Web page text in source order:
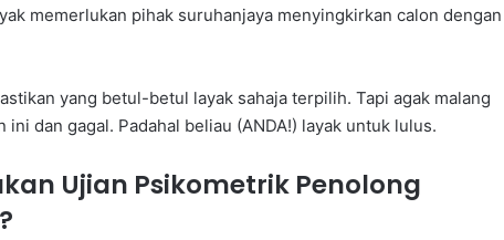
memerlukan pihak suruhanjaya menyingkirkan calon dengan
yang betul-betul layak sahaja terpilih. Tapi agak malang
dan gagal. Padahal beliau (ANDA!) layak untuk lulus.
Ujian Psikometrik Penolong